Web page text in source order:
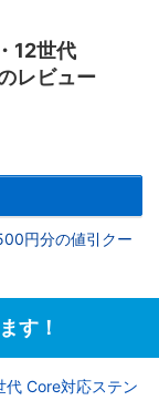
12世代
レビュー
円分の値引クー
す！
Core対応ステン